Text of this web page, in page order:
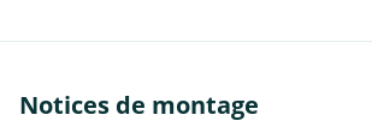
Notices de montage